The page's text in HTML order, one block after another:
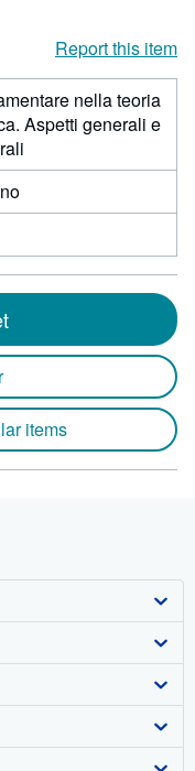
Report this item
nella teoria
Aspetti generali e
items